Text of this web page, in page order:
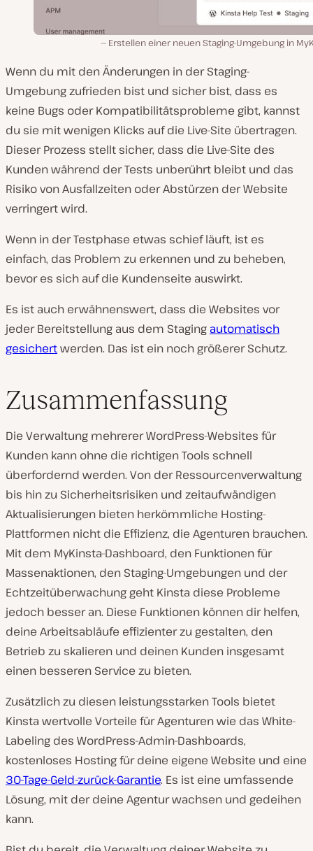
Erstellen einer neuen Staging-Umgebung in
Wenn du mit den Änderungen in der Staging-
Umgebung zufrieden bist und sicher bist, dass es
keine Bugs oder Kompatibilitätsprobleme gibt, kannst
du sie mit wenigen Klicks auf die Live-Site übertragen.
Dieser Prozess stellt sicher, dass die Live-Site des
Kunden während der Tests unberührt bleibt und das
Risiko von Ausfallzeiten oder Abstürzen der Website
verringert wird.
Wenn in der Testphase etwas schief läuft, ist es
einfach, das Problem zu erkennen und zu beheben,
bevor es sich auf die Kundenseite auswirkt.
Es ist auch erwähnenswert, dass die Websites vor
jeder Bereitstellung aus dem Staging automatisch
gesichertwerden. Das ist ein noch größerer Schutz.
Zusammenfassung
Die Verwaltung mehrerer WordPress-Websites für
Kunden kann ohne die richtigen Tools schnell
überfordernd werden. Von der Ressourcenverwaltung
bis hin zu Sicherheitsrisiken und zeitaufwändigen
Aktualisierungen bieten herkömmliche Hosting-
Plattformen nicht die Effizienz, die Agenturen brauchen.
Mit dem MyKinsta-Dashboard, den Funktionen für
Massenaktionen, den Staging-Umgebungen und der
Echtzeitüberwachung geht Kinsta diese Probleme
jedoch besser an. Diese Funktionen können dir helfen,
deine Arbeitsabläufe effizienter zu gestalten, den
Betrieb zu skalieren und deinen Kunden insgesamt
einen besseren Service zu bieten.
Zusätzlich zu diesen leistungsstarken Tools bietet
Kinsta wertvolle Vorteile für Agenturen wie das White-
Labeling des WordPress-Admin-Dashboards,
kostenloses Hosting für deine eigene Website und eine
30-Tage-Geld-zurück-Garantie. Es ist eine umfassende
Lösung, mit der deine Agentur wachsen und gedeihen
kann.